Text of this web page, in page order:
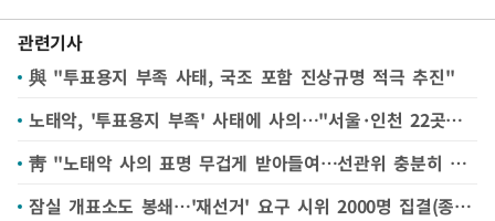
관련기사
與 "투표용지 부족 사태, 국조 포함 진상규명 적극 추진"
노태악, '투표용지 부족' 사태에 사의…"서울·인천 22곳서 투표중지·재개"(종합)
靑 "노태악 사의 표명 무겁게 받아들여…선관위 충분히 소명해야"
잠실 개표소도 봉쇄…'재선거' 요구 시위 2000명 집결(종합2보)